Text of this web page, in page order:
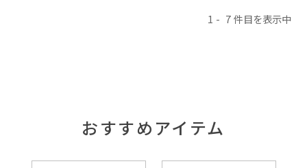
1 7
おすすめアイテム